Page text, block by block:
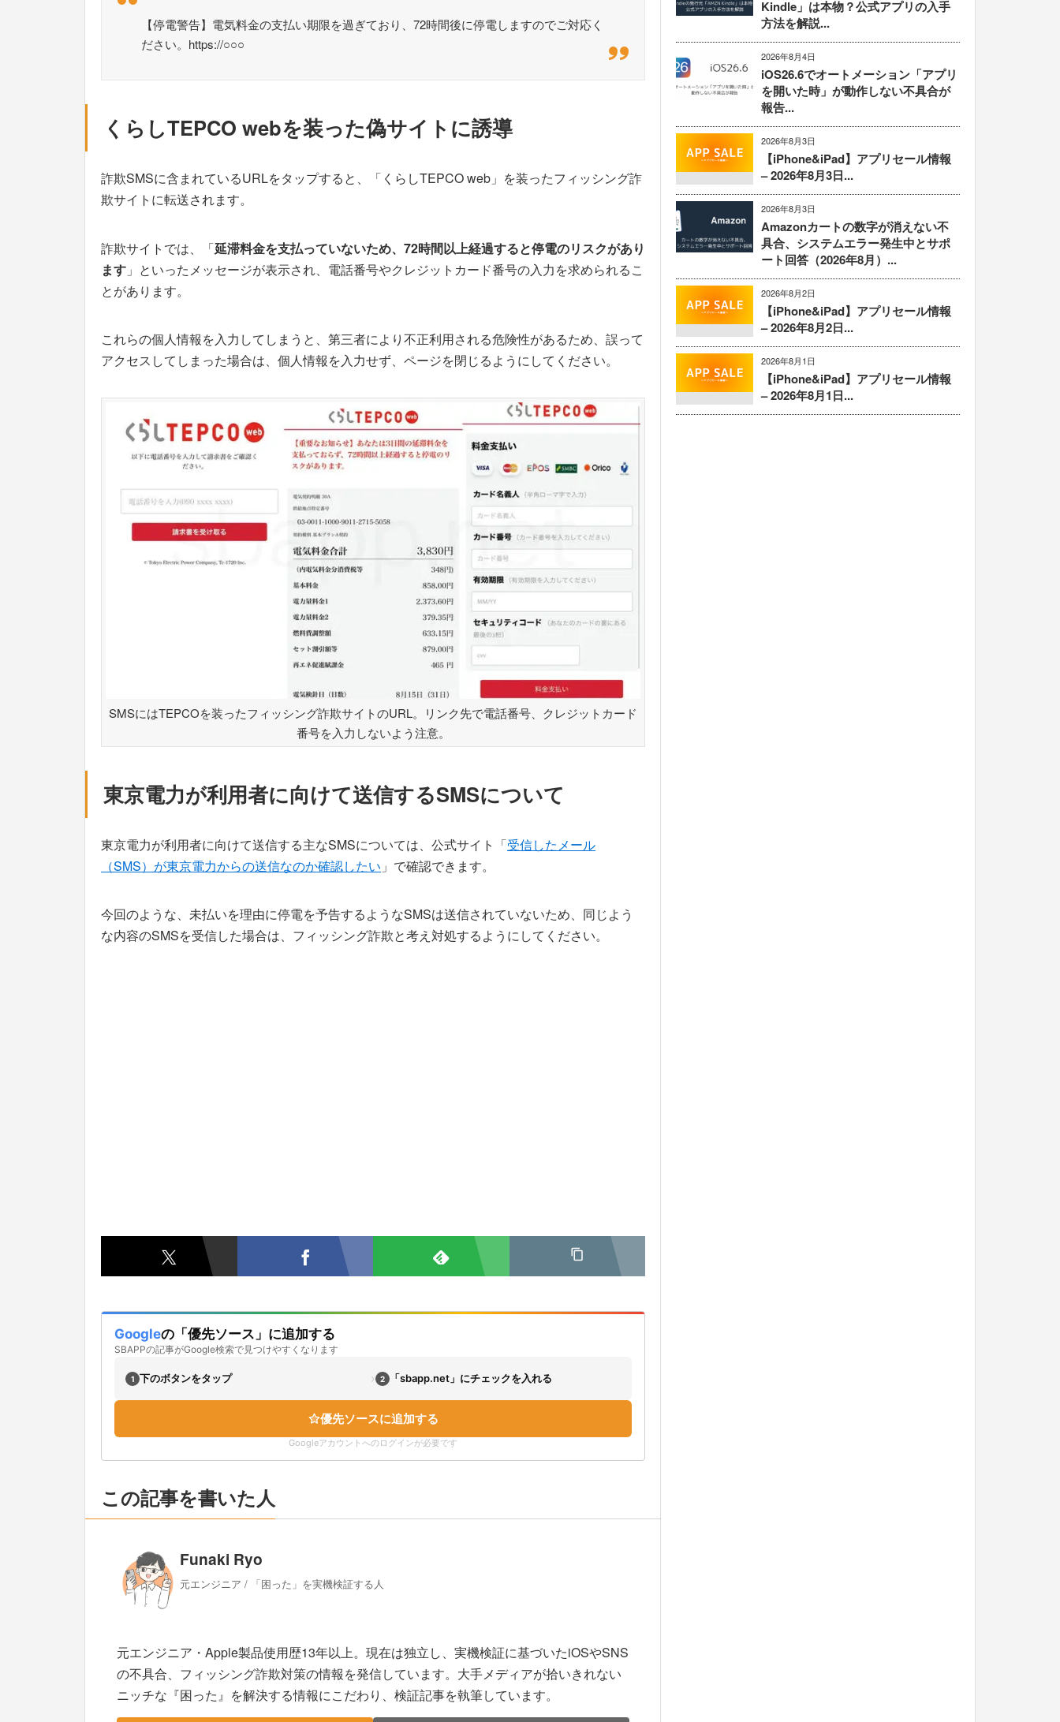
【停電警告】電気料金の支払い期限を過ぎており、72時間後に停電しますのでご対応く
ださい。https://○○○
くらしTEPCO webを装った偽サイトに誘導
詐欺SMSに含まれているURLをタップすると、「くらしTEPCO web」を装ったフィッシング詐
欺サイトに転送されます。
詐欺サイトでは、「延滞料金を支払っていないため、72時間以上経過すると停電のリスクがあり
ます 」といったメッセージが表示され、電話番号やクレジットカード番号の入力を求められるこ
とがあります。
これらの個人情報を入力してしまうと、第三者により不正利用される危険性があるため、誤って
アクセスしてしまった場合は、個人情報を入力せず、ページを閉じるようにしてください。
SMSにはTEPCOを装ったフィッシング詐欺サイトのURL。リンク先で電話番号、クレジットカード
番号を入力しないよう注意。
東京電力が利用者に向けて送信するSMSについて
東京電力が利用者に向けて送信する主なSMSについては、公式サイト「受信したメール
（SMS）が東京電力からの送信なのか確認したい 」で確認できます。
今回のような、未払いを理由に停電を予告するようなSMSは送信されていないため、同じよう
な内容のSMSを受信した場合は、フィッシング詐欺と考え対処するようにしてください。
Googleの「優先ソース」に追加する
SBAPPの記事がGoogle検索で見つけやすくなります
1 下のボタンをタップ › 2 「sbapp.net」にチェックを入れる
優先ソースに追加する
Googleアカウントへのログインが必要です
この記事を書いた人
Funaki Ryo
元エンジニア / 「困った」を実機検証する人
元エンジニア・Apple製品使用歴13年以上。現在は独立し、実機検証に基づいたiOSやSNS
の不具合、フィッシング詐欺対策の情報を発信しています。大手メディアが拾いきれない
ニッチな『困った』を解決する情報にこだわり、検証記事を執筆しています。
Kindle」は本物？公式アプリの入手
方法を解説...
2026年8月4日
iOS26.6でオートメーション「アプリ
を開いた時」が動作しない不具合が
報告...
2026年8月3日
【iPhone&iPad】アプリセール情報
– 2026年8月3日...
2026年8月3日
Amazonカートの数字が消えない不
具合、システムエラー発生中とサポ
ート回答（2026年8月）...
2026年8月2日
【iPhone&iPad】アプリセール情報
– 2026年8月2日...
2026年8月1日
【iPhone&iPad】アプリセール情報
– 2026年8月1日...